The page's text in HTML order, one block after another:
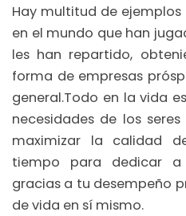
Hay multitud de
en el mundo que han
les han repartido,
forma de empresas
general.Todo en la vida
necesidades de los
maximizar la calidad
tiempo para dedicar
gracias a tu desempeño
de vida en sí mismo.